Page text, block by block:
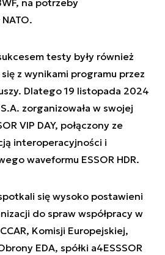
na potrzeby
testy były również
z wynikami programu przez
Dlatego 19 listopada 2024
zorganizowała w swojej
VIP DAY, połączony ze
interoperacyjności i
waveformu ESSOR HDR.
się wysoko postawieni
do spraw współpracy w
Komisji Europejskiej,
EDA, spółki a4ESSSOR